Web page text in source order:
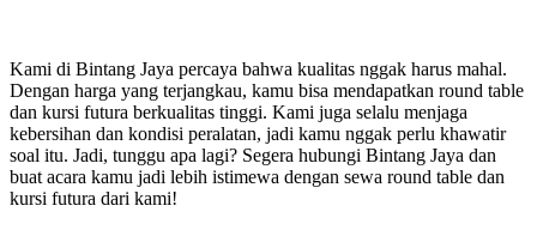
Kami di Bintang Jaya percaya bahwa kualitas nggak harus mahal.
Dengan harga yang terjangkau, kamu bisa mendapatkan round table
dan kursi futura berkualitas tinggi. Kami juga selalu menjaga
kebersihan dan kondisi peralatan, jadi kamu nggak perlu khawatir
soal itu. Jadi, tunggu apa lagi? Segera hubungi Bintang Jaya dan
buat acara kamu jadi lebih istimewa dengan sewa round table dan
kursi futura dari kami!